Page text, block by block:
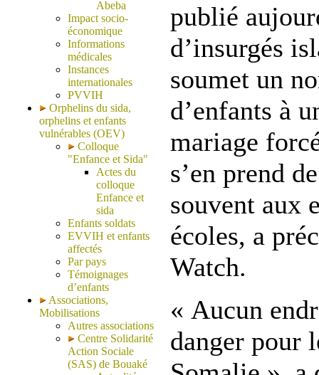
Abeba
Impact socio-
économique
Informations
médicales
Instances
internationales
PVVIH
Orphelins du sida,
orphelins et enfants
vulnérables (OEV)
Colloque
"Enfance et Sida"
Actes du
colloque
Enfance et
sida
Enfants soldats
EVVIH et enfants
affectés
Par pays
Témoignages
d’enfants
Associations,
Mobilisations
Autres associations
Centre Solidarité
Action Sociale
(SAS) de Bouaké
publié
d’insurgés
soumet un
d’enfants à
mariage
s’en prend
souvent aux
écoles, a
Watch.
« Aucun
danger pour